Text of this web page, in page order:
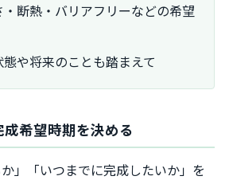
断熱・バリアフリーなどの希望
や将来のことも踏まえて
希望時期を決める
か」「いつまでに完成したいか」を